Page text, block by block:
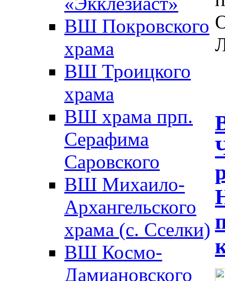
ВШ Покровского
храма
ВШ Троицкого
храма
ВШ храма прп.
Серафима
Саровского
ВШ Михаило-
Архангельского
храма (с. Сселки)
ВШ Космо-
Дамиановского